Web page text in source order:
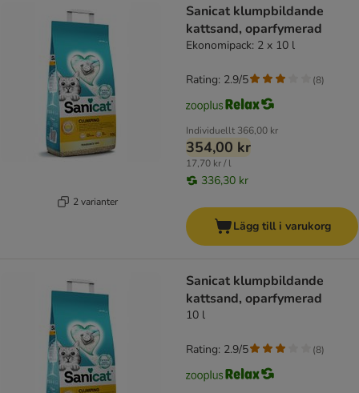
2 varianter
Sanicat klumpbildande
kattsand, oparfymerad
Ekonomipack: 2 x 10 l
Individuellt 366,00 kr
354,00 kr
17,70 kr / l
336,30 kr
Rating: 2.9/5 (8)
Lägg till i varukorg
Sanicat klumpbildande
kattsand, oparfymerad
10 l
Rating: 2.9/5 (8)